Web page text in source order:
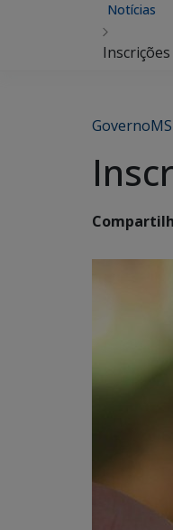
Notícias
GovernoMS